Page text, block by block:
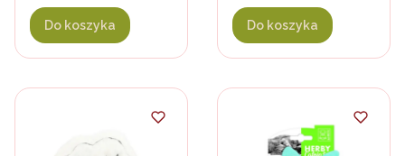
Do koszyka Do koszyka